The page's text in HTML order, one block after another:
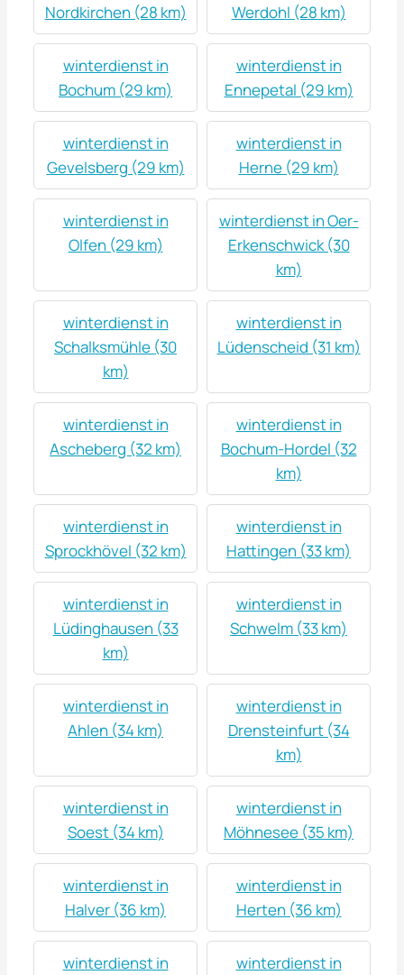
Nordkirchen (28 km)
Werdohl (28 km)
winterdienst in
Bochum (29 km)
winterdienst in
Ennepetal (29 km)
winterdienst in
Gevelsberg (29 km)
winterdienst in
Herne (29 km)
winterdienst in
Olfen (29 km)
winterdienst in Oer-
Erkenschwick (30
km)
winterdienst in
Schalksmühle (30
km)
winterdienst in
Lüdenscheid (31 km)
winterdienst in
Ascheberg (32 km)
winterdienst in
Bochum-Hordel (32
km)
winterdienst in
Sprockhövel (32 km)
winterdienst in
Hattingen (33 km)
winterdienst in
Lüdinghausen (33
km)
winterdienst in
Schwelm (33 km)
winterdienst in
Ahlen (34 km)
winterdienst in
Drensteinfurt (34
km)
winterdienst in
Soest (34 km)
winterdienst in
Möhnesee (35 km)
winterdienst in
Halver (36 km)
winterdienst in
Herten (36 km)
winterdienst in
winterdienst in